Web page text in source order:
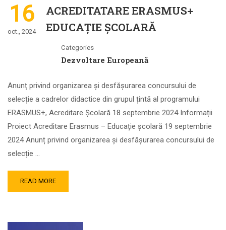
16
oct., 2024
ACREDITATARE ERASMUS+
EDUCAȚIE ȘCOLARĂ
Categories
Dezvoltare Europeană
Anunț privind organizarea și desfășurarea concursului de
selecție a cadrelor didactice din grupul țintă al programului
ERASMUS+, Acreditare Școlară 18 septembrie 2024 Informații
Proiect Acreditare Erasmus – Educație școlară 19 septembrie
2024 Anunț privind organizarea și desfășurarea concursului de
selecție …
READ MORE